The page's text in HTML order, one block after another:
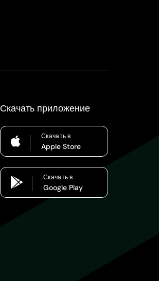
Скачать приложение
Скачать в
Apple Store
Скачать в
Google Play